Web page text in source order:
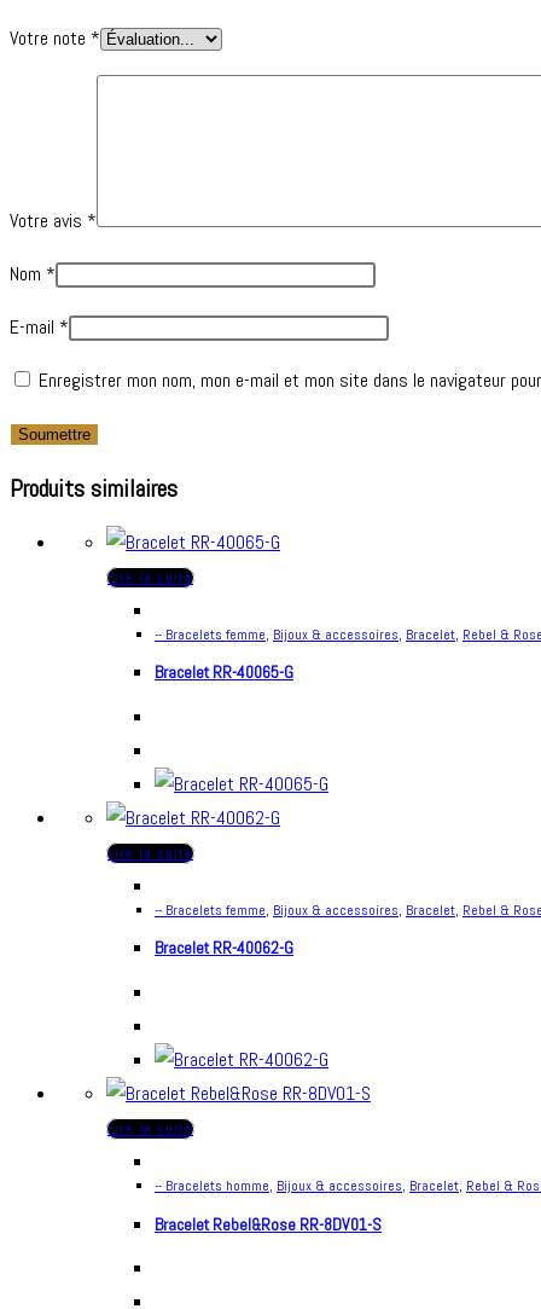
Votre note *
Votre avis *
Nom *
E-mail *
Enregistrer mon nom, mon e-mail et mon site dans le navigateur
Produits similaires
Lire la suite
-- Bracelets femme, Bijoux & accessoires, Bracelet, Rebel &
Bracelet RR-40065-G
Lire la suite
-- Bracelets femme, Bijoux & accessoires, Bracelet, Rebel &
Bracelet RR-40062-G
Lire la suite
-- Bracelets homme, Bijoux & accessoires, Bracelet, Rebel &
Bracelet Rebel&Rose RR-8DV01-S